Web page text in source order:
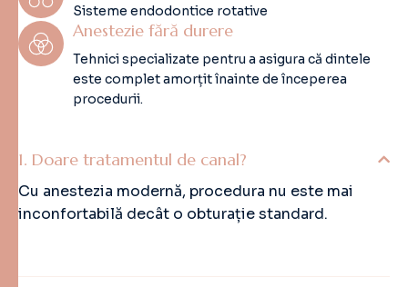
Sisteme endodontice rotative
Anestezie fără durere
Tehnici specializate pentru a asigura că dintele
este complet amorțit înainte de începerea
procedurii.
Doare tratamentul de canal?
Cu anestezia modernă, procedura nu este mai
inconfortabilă decât o obturație standard.